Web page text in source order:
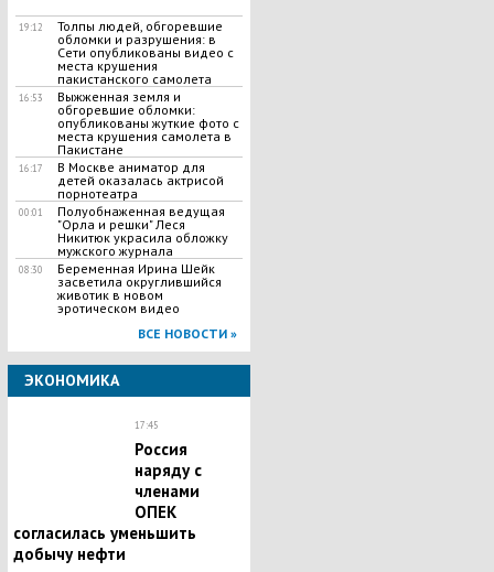
19:12
Толпы людей, обгоревшие
обломки и разрушения: в
Сети опубликованы видео с
места крушения
пакистанского самолета
16:53
Выжженная земля и
обгоревшие обломки:
опубликованы жуткие фото с
места крушения самолета в
Пакистане
16:17
В Москве аниматор для
детей оказалась актрисой
порнотеатра
00:01
Полуобнаженная ведущая
"Орла и решки" Леся
Никитюк украсила обложку
мужского журнала
08:30
Беременная Ирина Шейк
засветила округлившийся
животик в новом
эротическом видео
ВСЕ НОВОСТИ »
ЭКОНОМИКА
17:45
Россия
наряду с
членами
ОПЕК
согласилась уменьшить
добычу нефти